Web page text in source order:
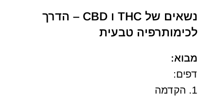
נשאים של THC ו CBD – הדרך
לכימותרפיה טבעית
מבוא:
דפים:
1. הקדמה